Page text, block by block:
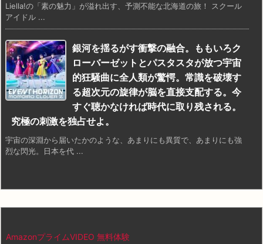
Liella!の「素の魅力」が溢れ出す、予測不能な北海道の旅！ スクール
アイドル ...
銀河を揺るがす衝撃の融合。ももいろク
ローバーゼットとパスタスタが放つ宇宙
的狂騒曲に全人類が驚愕。常識を破壊す
る超次元の旋律が脳を直接支配する。今
すぐ聴かなければ時代に取り残される。
究極の刺激を独占せよ。
宇宙の深淵から届いたかのような、あまりにも異質で、あまりにも強
烈な閃光。日本を代 ...
AmazonプライムVIDEO 無料体験